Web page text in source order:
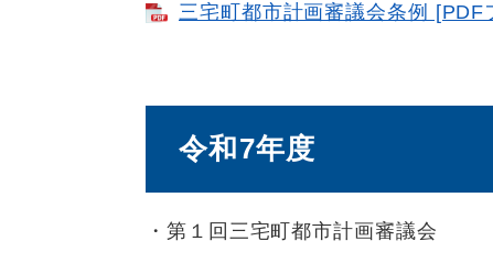
三宅町都市計画審議会条例 [PDF
令和7年度
・第１回三宅町都市計画審議会